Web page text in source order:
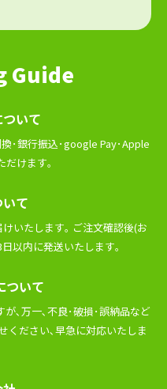
Guide
いて
･銀⾏振込･google Pay･Apple
だけます｡
て
いたします｡ ご注⽂確認後(お
以内に発送いたします｡
ついて
､万⼀､不良･破損･誤納品など
ください､早急に対応いたしま